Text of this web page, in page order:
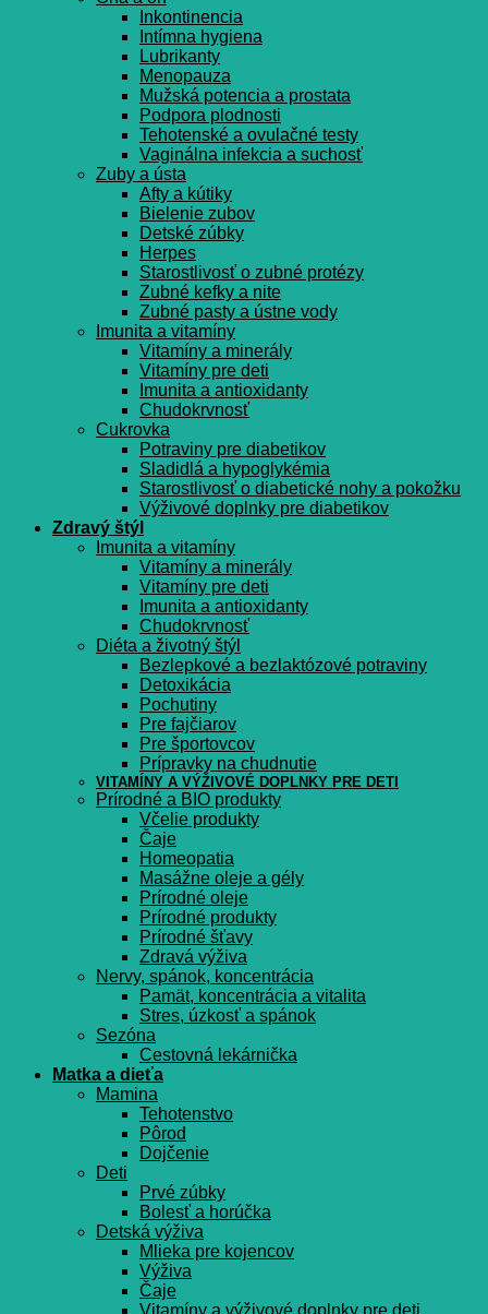
Inkontinencia
Intímna hygiena
Lubrikanty
Menopauza
Mužská potencia a prostata
Podpora plodnosti
Tehotenské a ovulačné testy
Vaginálna infekcia a suchosť
Zuby a ústa
Afty a kútiky
Bielenie zubov
Detské zúbky
Herpes
Starostlivosť o zubné protézy
Zubné kefky a nite
Zubné pasty a ústne vody
Imunita a vitamíny
Vitamíny a minerály
Vitamíny pre deti
Imunita a antioxidanty
Chudokrvnosť
Cukrovka
Potraviny pre diabetikov
Sladidlá a hypoglykémia
Starostlivosť o diabetické nohy a pokožku
Výživové doplnky pre diabetikov
Zdravý štýl
Imunita a vitamíny
Vitamíny a minerály
Vitamíny pre deti
Imunita a antioxidanty
Chudokrvnosť
Diéta a životný štýl
Bezlepkové a bezlaktózové potraviny
Detoxikácia
Pochutiny
Pre fajčiarov
Pre športovcov
Prípravky na chudnutie
VITAMÍNY A VÝŽIVOVÉ DOPLNKY PRE DETI
Prírodné a BIO produkty
Včelie produkty
Čaje
Homeopatia
Masážne oleje a gély
Prírodné oleje
Prírodné produkty
Prírodné šťavy
Zdravá výživa
Nervy, spánok, koncentrácia
Pamät, koncentrácia a vitalita
Stres, úzkosť a spánok
Sezóna
Cestovná lekárnička
Matka a dieťa
Mamina
Tehotenstvo
Pôrod
Dojčenie
Deti
Prvé zúbky
Bolesť a horúčka
Detská výživa
Mlieka pre kojencov
Výživa
Čaje